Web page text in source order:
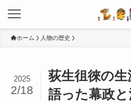
ホーム 人物の歴史
荻生徂徠の
語った幕政
2025
2/18